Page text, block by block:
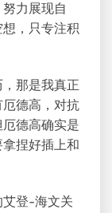
力展现自
，只专注积
那是我真正
德高，对抗
德高确实是
捏好插上和
艾登-海文关